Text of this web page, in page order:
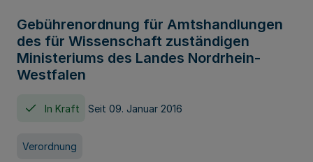
Gebührenordnung für Amtshandlungen
des für Wissenschaft zuständigen
Ministeriums des Landes Nordrhein-
Westfalen
In Kraft Seit 09. Januar 2016
Verordnung